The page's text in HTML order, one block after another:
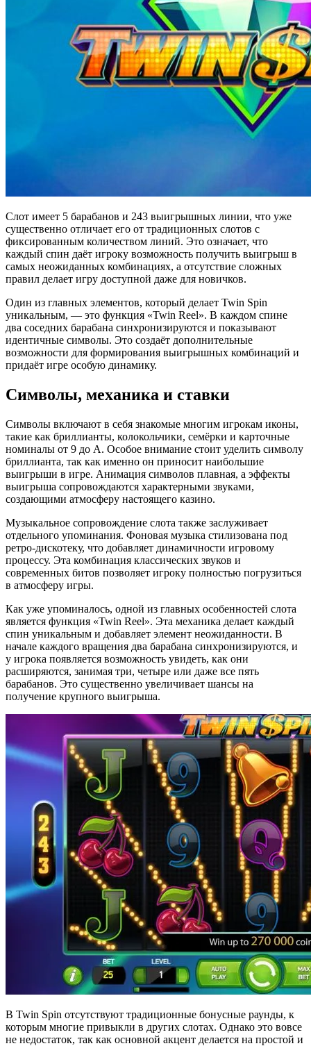
Слот имеет 5 барабанов и 243 выигрышных линии, что уже
существенно отличает его от традиционных слотов с
фиксированным количеством линий. Это означает, что
каждый спин даёт игроку возможность получить выигрыш в
самых неожиданных комбинациях, а отсутствие сложных
правил делает игру доступной даже для новичков.
Один из главных элементов, который делает Twin Spin
уникальным, — это функция «Twin Reel». В каждом спине
два соседних барабана синхронизируются и показывают
идентичные символы. Это создаёт дополнительные
возможности для формирования выигрышных комбинаций и
придаёт игре особую динамику.
Символы, механика и ставки
Символы включают в себя знакомые многим игрокам иконы,
такие как бриллианты, колокольчики, семёрки и карточные
номиналы от 9 до А. Особое внимание стоит уделить символу
бриллианта, так как именно он приносит наибольшие
выигрыши в игре. Анимация символов плавная, а эффекты
выигрыша сопровождаются характерными звуками,
создающими атмосферу настоящего казино.
Музыкальное сопровождение слота также заслуживает
отдельного упоминания. Фоновая музыка стилизована под
ретро-дискотеку, что добавляет динамичности игровому
процессу. Эта комбинация классических звуков и
современных битов позволяет игроку полностью погрузиться
в атмосферу игры.
Как уже упоминалось, одной из главных особенностей слота
является функция «Twin Reel». Эта механика делает каждый
спин уникальным и добавляет элемент неожиданности. В
начале каждого вращения два барабана синхронизируются, и
у игрока появляется возможность увидеть, как они
расширяются, занимая три, четыре или даже все пять
барабанов. Это существенно увеличивает шансы на
получение крупного выигрыша.
В Twin Spin отсутствуют традиционные бонусные раунды, к
которым многие привыкли в других слотах. Однако это вовсе
не недостаток, так как основной акцент делается на простой и